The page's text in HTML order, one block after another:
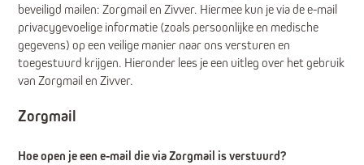
beveiligd mailen: Zorgmail en Zivver. Hiermee kun je via de e-mail
privacygevoelige informatie (zoals persoonlijke en medische
gegevens) op een veilige manier naar ons versturen en
toegestuurd krijgen. Hieronder lees je een uitleg over het gebruik
van Zorgmail en Zivver.
Zorgmail
Hoe open je een e-mail die via Zorgmail is verstuurd?